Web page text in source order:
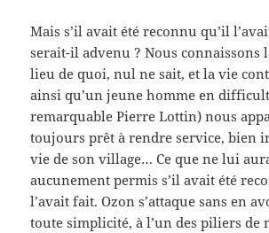
Mais s’il avait été reconnu qu’il
serait-il advenu ? Nous connaissons
lieu de quoi, nul ne sait, et la vie
ainsi qu’un jeune homme en
remarquable Pierre Lottin) nous
toujours prêt à rendre service, bien
vie de son village… Ce que ne lui
aucunement permis s’il avait été
l’avait fait. Ozon s’attaque sans en
toute simplicité, à l’un des piliers de